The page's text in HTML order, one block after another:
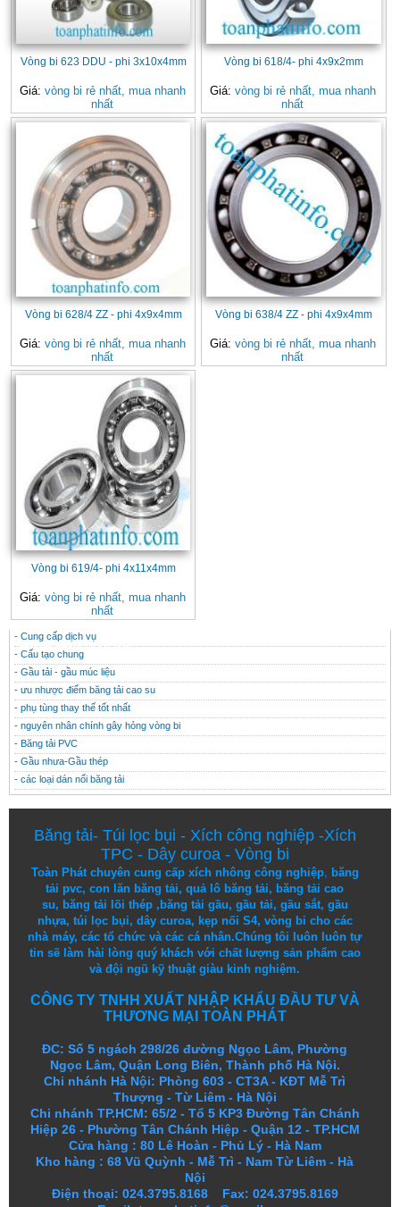
Vòng bi 623 DDU - phi 3x10x4mm
Giá: vòng bi rẻ nhất, mua nhanh
nhất
Vòng bi 618/4- phi 4x9x2mm
Giá: vòng bi rẻ nhất, mua nhanh
nhất
Vòng bi 628/4 ZZ - phi 4x9x4mm
Giá: vòng bi rẻ nhất, mua nhanh
nhất
Vòng bi 638/4 ZZ - phi 4x9x4mm
Giá: vòng bi rẻ nhất, mua nhanh
nhất
Vòng bi 619/4- phi 4x11x4mm
Giá: vòng bi rẻ nhất, mua nhanh
nhất
CONTACT
THÔNG TIN HỮU ÍCH
- Cung cấp dịch vụ
- Cấu tạo chung
- Gầu tải - gầu múc liệu
- ưu nhược điểm băng tải cao su
- phụ tùng thay thế tốt nhất
- nguyên nhân chính gây hỏng vòng bi
- Băng tải PVC
- Gầu nhưa-Gầu thép
- các loại dán nối băng tải
Băng tải- Túi lọc bụi - Xích công nghiệp-Xích
TPC - Dây curoa - Vòng bi
Toàn Phát chuyên cung cấp xích nhông công nghiệp, băng
tải pvc,con lăn băng tải,quả lô băng tải, băng tải cao
su, băng tải lõi thép,băng tải gầu, gầu tải, gầu sắt, gầu
nhựa, túi lọc bụi, dây curoa, kẹp nối S4, vòng bi cho các
nhà máy, các tổ chức và các cá nhân.Chúng tôi luôn luôn tự
tin sẽ làm hài lòng quý khách với chất lượng sảnphẩm cao
và đội ngũ kỹ thuật giàu kinh nghiệm.
CÔNG TY TNHH XUẤT NHẬP KHẨU ĐẦU TƯ VÀ
THƯƠNG MẠI TOÀN PHÁT
ĐC: Số 5 ngách 298/26 đường Ngọc Lâm, Phường
Ngọc Lâm, Quận Long Biên, Thành phố Hà Nội.
Chi nhánh Hà Nội: Phòng 603 - CT3A - KĐT Mễ Trì
Thượng - Từ Liêm - Hà Nội
Chi nhánh TP.HCM: 65/2 - Tổ 5 KP3 Đường Tân Chánh
Hiệp 26 - Phường Tân Chánh Hiệp - Quận 12 - TP.HCM
Cửa hàng : 80 Lê Hoàn - Phủ Lý - Hà Nam
Kho hàng :68 Vũ Quỳnh - Mễ Trì - Nam Từ Liêm - Hà
Nội
Điện thoại: 024.3795.8168 Fax: 024.3795.8169